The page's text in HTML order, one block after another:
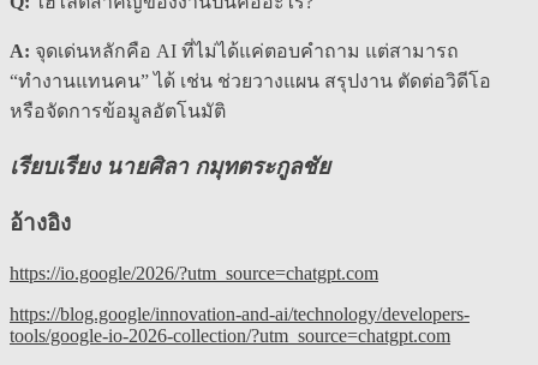
A: จุดเด่นหลักคือ AI ที่ไม่ได้แค่ตอบคำถาม แต่สามารถ
“ทำงานแทนคน” ได้ เช่น ช่วยวางแผน สรุปงาน ตัดต่อวิดีโอ
หรือจัดการข้อมูลอัตโนมัติ
เรียบเรียง นายศิลา กมุทตระกูลชัย
อ้างอิง
https://io.google/2026/?utm_source=chatgpt.com
https://blog.google/innovation-and-ai/technology/developers-
tools/google-io-2026-collection/?utm_source=chatgpt.com